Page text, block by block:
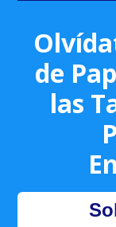
de
las